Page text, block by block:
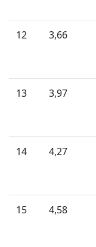
12 3,66
13 3,97
14 4,27
15 4,58